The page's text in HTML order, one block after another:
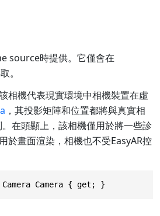
source時提供。它僅會在
。
相機代表現實環境中相機裝置在虛
，其投影矩陣和位置都將與真實相
在頭顯上，該相機僅用於將一些診
於畫面渲染，相機也不受EasyAR控
Camera { get; }